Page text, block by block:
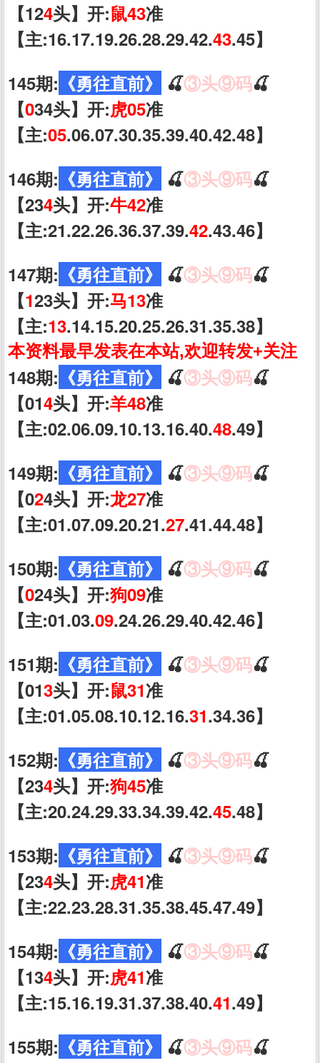
【124头】开:鼠43准
【主:16.17.19.26.28.29.42.43.45】
145期: 《勇往直前》 🍒③头⑨码🍒
【034头】开:虎05准
【主:05.06.07.30.35.39.40.42.48】
146期: 《勇往直前》 🍒③头⑨码🍒
【234头】开:牛42准
【主:21.22.26.36.37.39.42.43.46】
147期: 《勇往直前》 🍒③头⑨码🍒
【123头】开:马13准
【主:13.14.15.20.25.26.31.35.38】
本资料最早发表在本站,欢迎转发+关注
148期: 《勇往直前》 🍒③头⑨码🍒
【014头】开:羊48准
【主:02.06.09.10.13.16.40.48.49】
149期: 《勇往直前》 🍒③头⑨码🍒
【024头】开:龙27准
【主:01.07.09.20.21.27.41.44.48】
150期: 《勇往直前》 🍒③头⑨码🍒
【024头】开:狗09准
【主:01.03.09.24.26.29.40.42.46】
151期: 《勇往直前》 🍒③头⑨码🍒
【013头】开:鼠31准
【主:01.05.08.10.12.16.31.34.36】
152期: 《勇往直前》 🍒③头⑨码🍒
【234头】开:狗45准
【主:20.24.29.33.34.39.42.45.48】
153期: 《勇往直前》 🍒③头⑨码🍒
【234头】开:虎41准
【主:22.23.28.31.35.38.45.47.49】
154期: 《勇往直前》 🍒③头⑨码🍒
【134头】开:虎41准
【主:15.16.19.31.37.38.40.41.49】
155期: 《勇往直前》 🍒③头⑨码🍒